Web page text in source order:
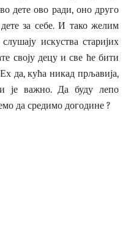
дете ово ради, оно друго
за себе. И тако желим
искуства старијих
своју децу и све ће бити
да, кућа никад прљавија,
је важно. Да буду лепо
да средимо догодине ?